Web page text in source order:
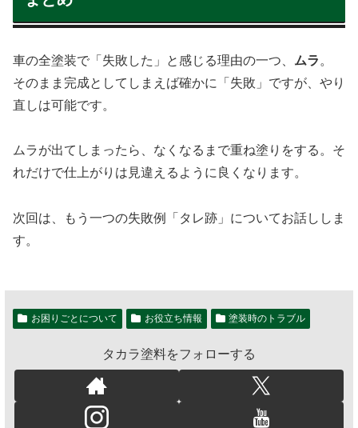
車の全塗装で「失敗した」と感じる理由の一つ、 ムラ 。
そのまま完成としてしまえば確かに「失敗」ですが、やり
直しは可能です。
ムラが出てしまったら、なくなるまで重ね塗りをする。そ
れだけで仕上がりは見違えるように良くなります。
次回は、もう一つの失敗例「タレ跡」についてお話ししま
す。
お困りごとについて お役立ち情報 塗装時のトラブル
タカラ塗料をフォローする